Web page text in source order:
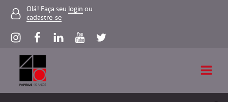
Olá! Faça seu login ou
cadastre-se